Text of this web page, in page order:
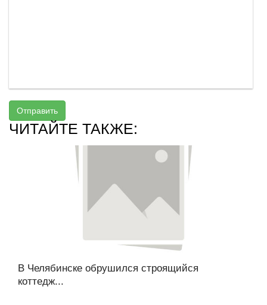
Отправить
ЧИТАЙТЕ ТАКЖЕ:
В Челябинске обрушился строящийся
коттедж...